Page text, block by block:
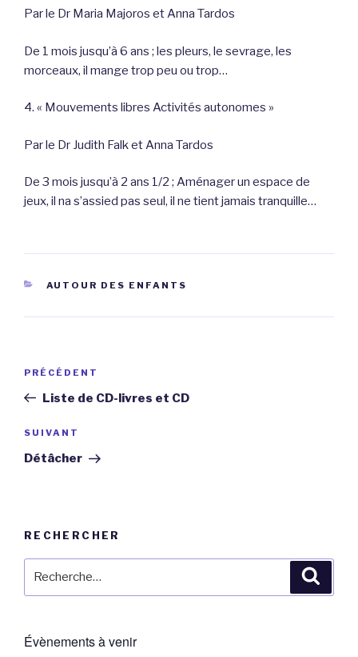
Par le Dr Maria Majoros et Anna Tardos
De 1 mois jusqu’à 6 ans ; les pleurs, le sevrage, les
morceaux, il mange trop peu ou trop…
4. « Mouvements libres Activités autonomes »
Par le Dr Judith Falk et Anna Tardos
De 3 mois jusqu’à 2 ans 1/2 ; Aménager un espace de
jeux, il na s’assied pas seul, il ne tient jamais tranquille…
CATÉGORIES
AUTOUR DES ENFANTS
Navigation
l’article
Article
précédent
PRÉCÉDENT
Liste de CD-livres et CD
Article
suivant
SUIVANT
Détâcher
RECHERCHER
Évènements à venir